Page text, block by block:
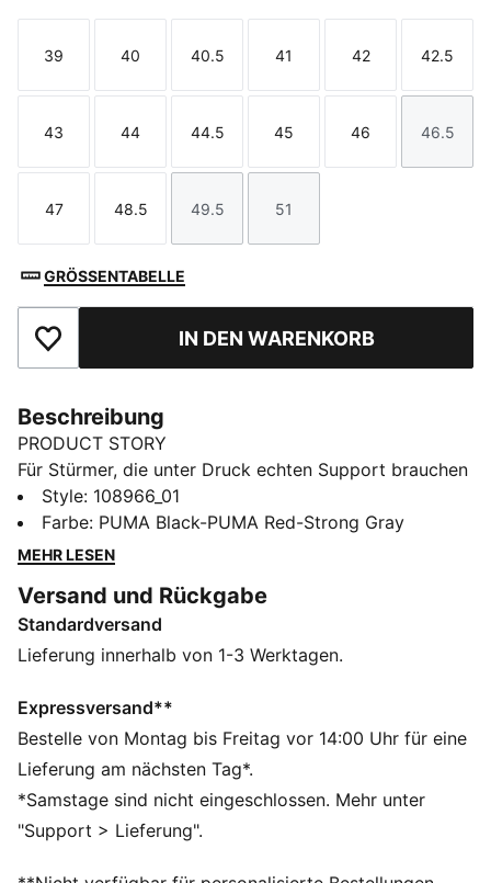
Größe
39
Größe
40
Größe
40.5
Größe
41
Größe
42
Größe
42.5
Größe
43
Größe
44
Größe
44.5
Größe
45
Größe
46
Größe
46.5
Größe
47
Größe
48.5
Größe
49.5
Größe
51
GRÖSSENTABELLE
Zu Favoriten hinzufügenIN DEN WARENKORB
Beschreibung
PRODUCT STORY
Für Stürmer, die unter Druck echten Support brauchen
– diese Rugbyschuhe geben dir Halt und
Selbstvertrauen. Stabil, ohne steif zu sein: Das
Obermaterial mit integriertem Struktur-Cage sorgt für
und ein weiches Futter Komfort von der ersten Scrum
bis zum finalen Tackle Aktion bieten.
FEATURES + VORTEILE
30 % aus recycelten Materialien.
DETAILS
Breite: Regulär
Zehentyp: Abgerundet
Verschluss: Schnürsenkel
Absatzart: Flach
Style: 108966_01
Farbe: PUMA Black-PUMA Red-Strong Gray
MEHR LESEN
Versand und Rückgabe
Standardversand
Lieferung innerhalb von 1-3 Werktagen.
Expressversand**
Bestelle von Montag bis Freitag vor 14:00 Uhr für eine
Lieferung am nächsten Tag*.
*Samstage sind nicht eingeschlossen. Mehr unter
"Support > Lieferung".